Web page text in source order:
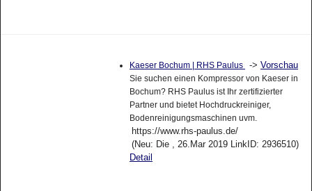
Kaeser Bochum | RHS Paulus -> Vorschau
Sie suchen einen Kompressor von Kaeser in
Bochum? RHS Paulus ist Ihr zertifizierter
Partner und bietet Hochdruckreiniger,
Bodenreinigungsmaschinen uvm.
https://www.rhs-paulus.de/
(Neu: Die , 26.Mar 2019 LinkID: 2936510)
Detail